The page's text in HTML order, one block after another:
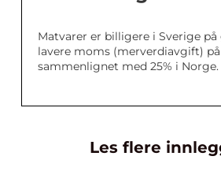
Matvarer er billigere i Sverige
lavere moms (merverdiavgift) på
sammenlignet med 25% i Norge.
Les flere